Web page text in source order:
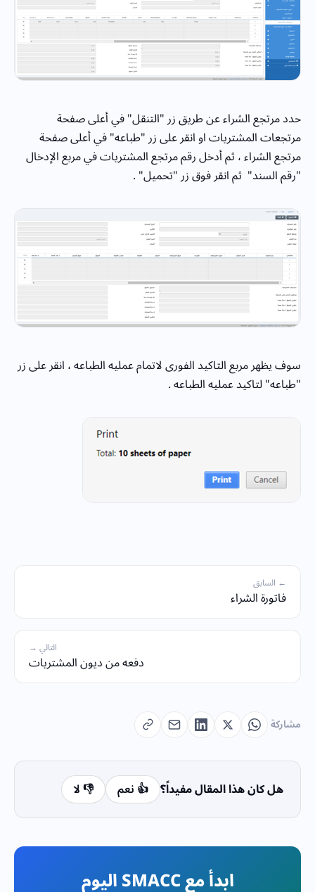
حدد مرتجع الشراء عن طريق زر "التنقل" في أعلى صفحة
مرتجعات المشتريات او انقر على زر "طباعه" في أعلى صفحة
مرتجع الشراء ، ثم أدخل رقم مرتجع المشتريات في مربع الإدخال
"رقم السند" ثم انقر فوق زر "تحميل" .
سوف يظهر مربع التاكيد الفورى لاتمام عمليه الطباعه ، انقر على زر
"طباعه" لتاكيد عمليه الطباعه .
← السابق
فاتورة الشراء
التالي →
دفعه من ديون المشتريات
مشاركة
هل كان هذا المقال مفيداً؟ 👍 نعم 👎 لا
ابدأ مع SMACC اليوم